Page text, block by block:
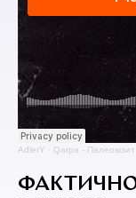
AdlerY · Qarpa - Палеовізит
ФАКТИЧНО